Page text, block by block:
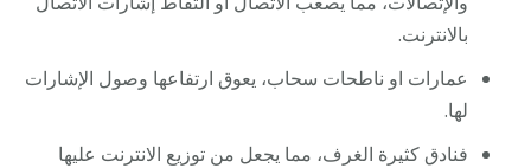
بالانترنت.
عمارات او ناطحات سحاب، يعوق ارتفاعها وصول الإشارات
لها.
فنادق كثيرة الغرف، مما يجعل من توزيع الانترنت عليها